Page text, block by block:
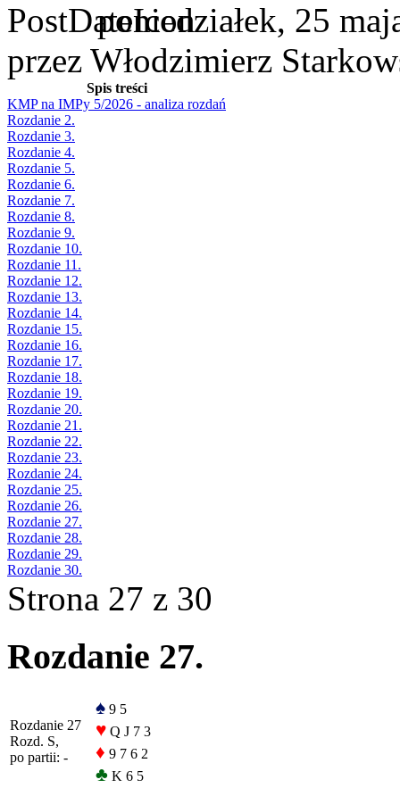
poniedziałek, 25
przez Włodzimierz
Spis treści
KMP na IMPy 5/2026 - analiza rozdań
Rozdanie 2.
Rozdanie 3.
Rozdanie 4.
Rozdanie 5.
Rozdanie 6.
Rozdanie 7.
Rozdanie 8.
Rozdanie 9.
Rozdanie 10.
Rozdanie 11.
Rozdanie 12.
Rozdanie 13.
Rozdanie 14.
Rozdanie 15.
Rozdanie 16.
Rozdanie 17.
Rozdanie 18.
Rozdanie 19.
Rozdanie 20.
Rozdanie 21.
Rozdanie 22.
Rozdanie 23.
Rozdanie 24.
Rozdanie 25.
Rozdanie 26.
Rozdanie 27.
Rozdanie 28.
Rozdanie 29.
Rozdanie 30.
Strona 27 z 30
Rozdanie 27.
Rozdanie 27
Rozd. S,
po partii: -
♠ 9 5
♥ Q J 7 3
♦ 9 7 6 2
♣ K 6 5